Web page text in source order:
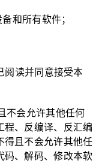
和所有软件；
阅读并同意接受本
不会允许其他任何
程、反编译、反汇编
得且不会允许其他任
码、解码、修改本软